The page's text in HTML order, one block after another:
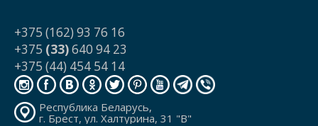
+375 (162) 93 76 16
+375 (33)640 94 23
+375 (44) 454 54 14
Республика Беларусь,
г. Брест, ул. Халтурина, 31 "В"